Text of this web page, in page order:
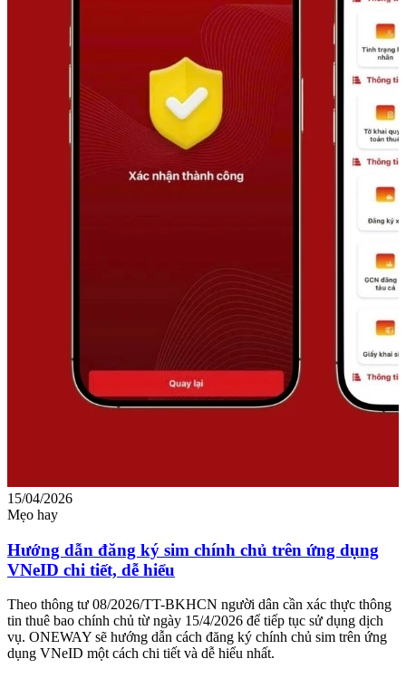
15/04/2026
Mẹo hay
Hướng dẫn đăng ký sim chính chủ trên ứng dụng
VNeID chi tiết, dễ hiểu
Theo thông tư 08/2026/TT-BKHCN người dân cần xác thực thông
tin thuê bao chính chủ từ ngày 15/4/2026 để tiếp tục sử dụng dịch
vụ. ONEWAY sẽ hướng dẫn cách đăng ký chính chủ sim trên ứng
dụng VNeID một cách chi tiết và dễ hiểu nhất.